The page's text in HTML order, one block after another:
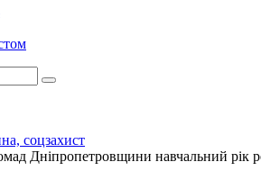
соцзахист
Дніпропетровщини навчальний рік